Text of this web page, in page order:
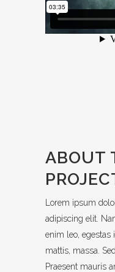
ABOUT
Lorem ipsum
adipiscing elit.
enim leo, egestas
mattis, massa.
Praesent mauris